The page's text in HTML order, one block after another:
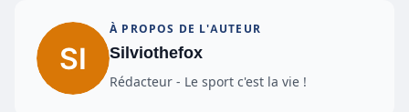
À PROPOS DE L'AUTEUR
Silviothefox
Rédacteur - Le sport c'est la vie !